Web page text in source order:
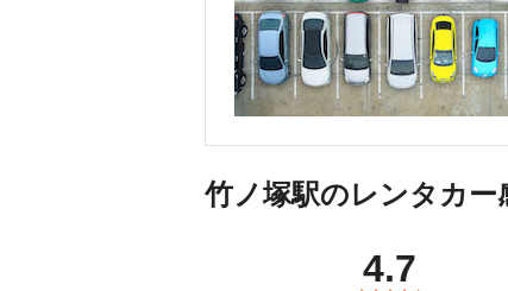
竹ノ塚駅のレンタカー
4.7